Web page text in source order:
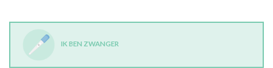
IK BEN ZWANGER